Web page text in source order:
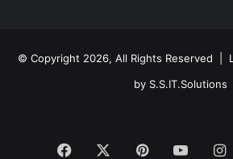
© Copyright 2026, All Rights Reserved |
by S.S.IT.Solutions
Facebook Pinterest